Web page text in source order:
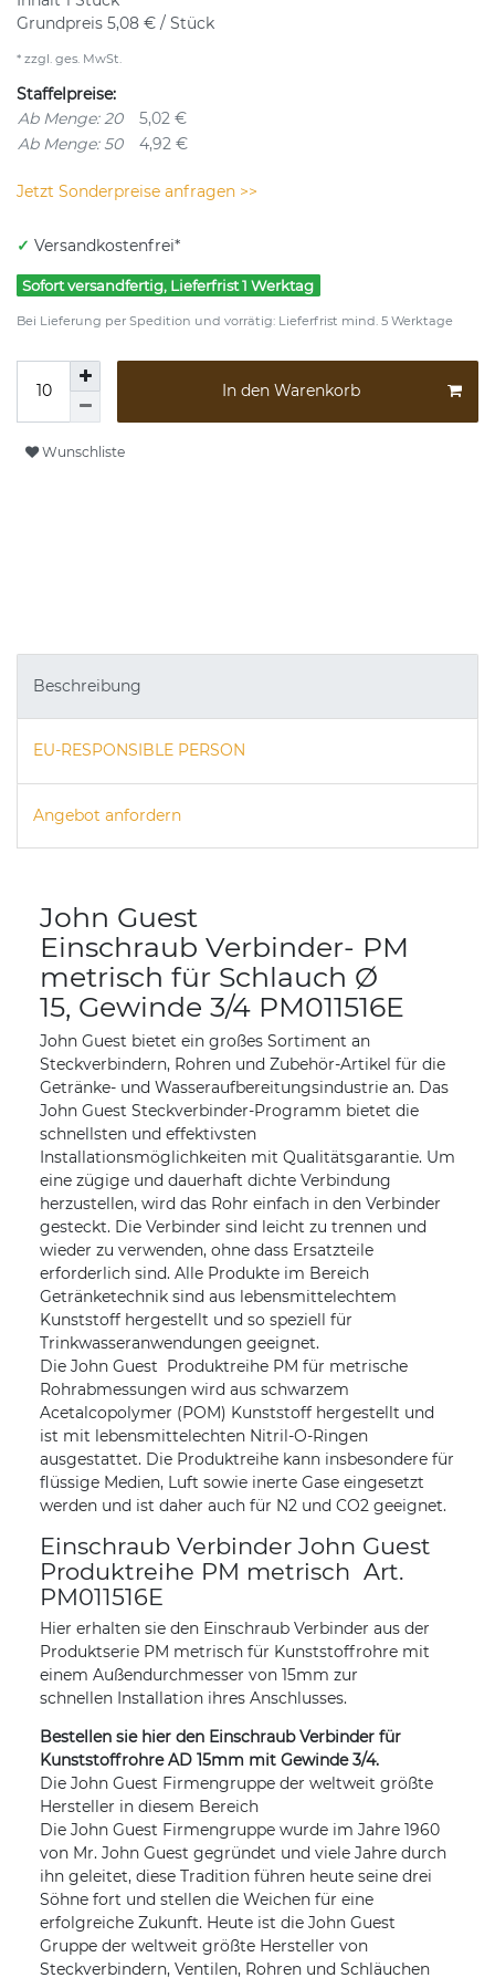
Grundpreis 5,08 € / Stück
* zzgl. ges. MwSt.
Staffelpreise:
Ab Menge: 20
5,02 €
Ab Menge: 50
4,92 €
Jetzt Sonderpreise anfragen >>
✓ Versandkostenfrei*
Sofort versandfertig, Lieferfrist 1 Werktag
Bei Lieferung per Spedition und vorrätig: Lieferfrist mind. 5 Werktage
In den Warenkorb
Wunschliste
Beschreibung
EU-RESPONSIBLE PERSON
Angebot anfordern
John Guest
Einschraub Verbinder- PM
metrisch für Schlauch Ø
15, Gewinde 3/4 PM011516E
John Guest bietet ein großes Sortiment an
Steckverbindern, Rohren und Zubehör-Artikel für die
Getränke- und Wasseraufbereitungsindustrie an. Das
John Guest Steckverbinder-Programm bietet die
schnellsten und effektivsten
Installationsmöglichkeiten mit Qualitätsgarantie. Um
eine zügige und dauerhaft dichte Verbindung
herzustellen, wird das Rohr einfach in den Verbinder
gesteckt. Die Verbinder sind leicht zu trennen und
wieder zu verwenden, ohne dass Ersatzteile
erforderlich sind. Alle Produkte im Bereich
Getränketechnik sind aus lebensmittelechtem
Kunststoff hergestellt und so speziell für
Trinkwasseranwendungen geeignet.
Die John Guest Produktreihe PM für metrische
Rohrabmessungen wird aus schwarzem
Acetalcopolymer (POM) Kunststoff hergestellt und
ist mit lebensmittelechten Nitril-O-Ringen
ausgestattet. Die Produktreihe kann insbesondere für
flüssige Medien, Luft sowie inerte Gase eingesetzt
werden und ist daher auch für N2 und CO2 geeignet.
Einschraub Verbinder John Guest
Produktreihe PM metrisch Art.
PM011516E
Hier erhalten sie den Einschraub Verbinder aus der
Produktserie PM metrisch für Kunststoffrohre mit
einem Außendurchmesser von 15mm zur
schnellen Installation ihres Anschlusses.
Bestellen sie hier den Einschraub Verbinder für
Kunststoffrohre AD 15mm mit Gewinde 3/4.
Die John Guest Firmengruppe der weltweit größte
Hersteller in diesem Bereich
Die John Guest Firmengruppe wurde im Jahre 1960
von Mr. John Guest gegründet und viele Jahre durch
ihn geleitet, diese Tradition führen heute seine drei
Söhne fort und stellen die Weichen für eine
erfolgreiche Zukunft. Heute ist die John Guest
Gruppe der weltweit größte Hersteller von
Steckverbindern, Ventilen, Rohren und Schläuchen